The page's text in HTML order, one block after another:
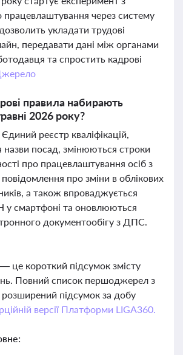
працевлаштування через систему
укладати трудові
передавати дані між органами
та спростить кадрові
правила набирають
2026 року?
реєстр кваліфікацій,
посад, змінюються строки
про працевлаштування осіб з
повідомлення про зміни в облікових
а також впроваджується
у смартфоні та оновлюються
документообігу з ДПС.
це короткий підсумок змісту
Повний список першоджерел з
підсумок за добу
версії Платформи LIGA360.